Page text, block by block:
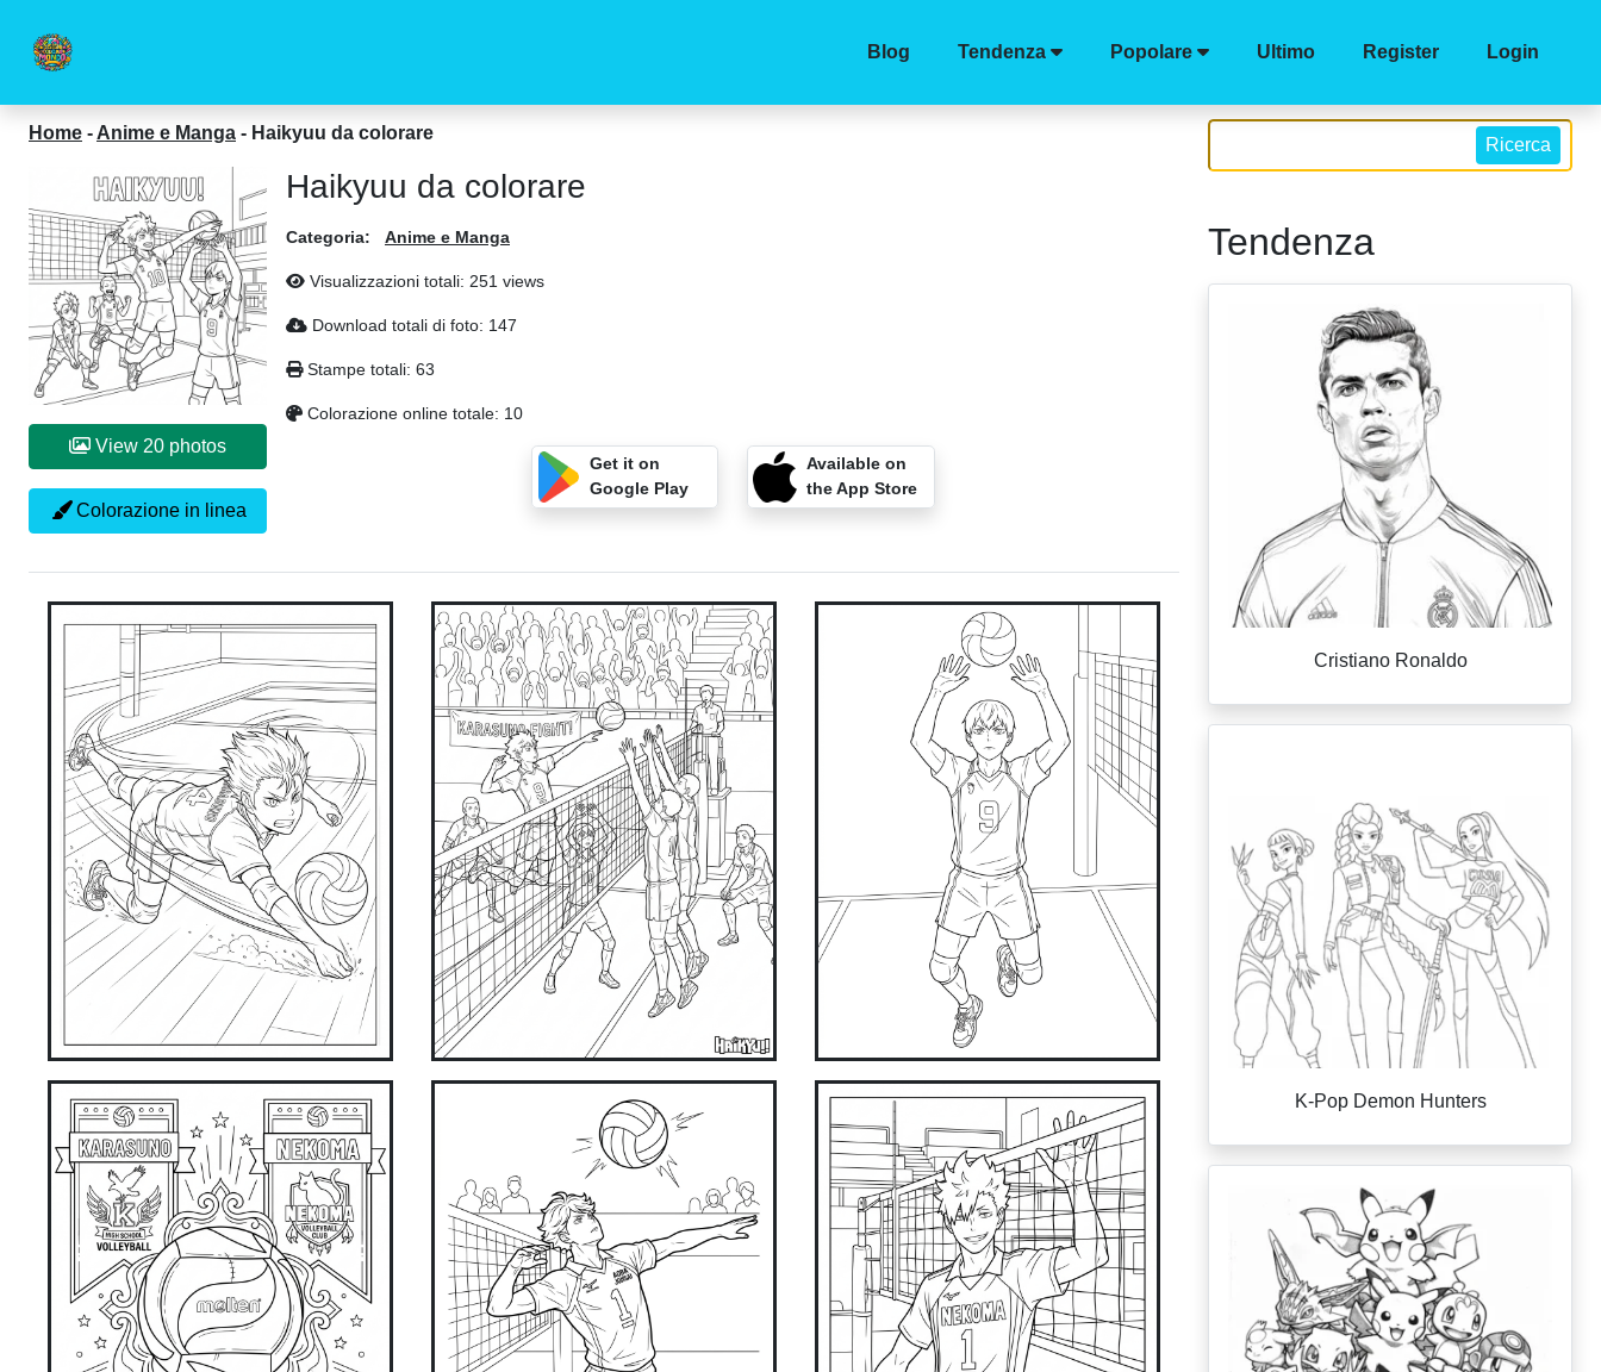
Blog Tendenza Popolare Ultimo Register Login
Home - Anime e Manga - Haikyuu da colorare
View 20 photos
Colorazione in linea
Haikyuu da colorare
Categoria: Anime e Manga
Visualizzazioni totali: 251 views
Download totali di foto: 147
Stampe totali: 63
Colorazione online totale: 10
Get it on
Google Play
Available on
the App Store
Ricerca
Tendenza
Cristiano Ronaldo
K-Pop Demon Hunters